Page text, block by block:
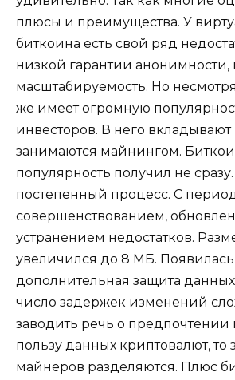
плюсы и преимущества. У
биткоина есть свой ряд
низкой гарантии анонимности,
масштабируемость. Но
же имеет огромную
инвесторов. В него вкладывают
занимаются майнингом.
популярность получил не
постепенный процесс. С
совершенствованием,
устранением недостатков.
увеличился до 8 МБ. Появилась
дополнительная защита
число задержек изменений
заводить речь о предпочтении
пользу данных криптовалют, то
майнеров разделяются. Плюс